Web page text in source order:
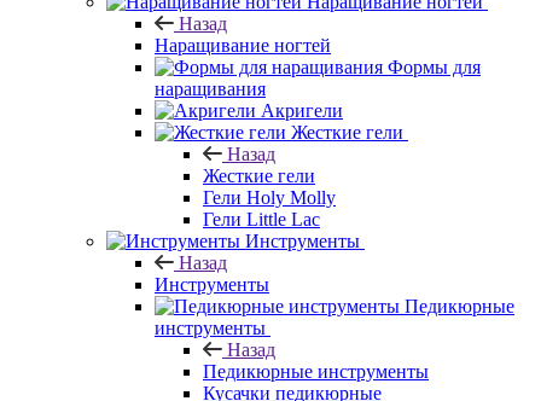
Назад
Наращивание ногтей
Формы для
наращивания
Акригели
Жесткие гели
Назад
Жесткие гели
Гели Holy Molly
Гели Little Lac
Инструменты
Назад
Инструменты
Педикюрные
инструменты
Назад
Педикюрные инструменты
Кусачки педикюрные